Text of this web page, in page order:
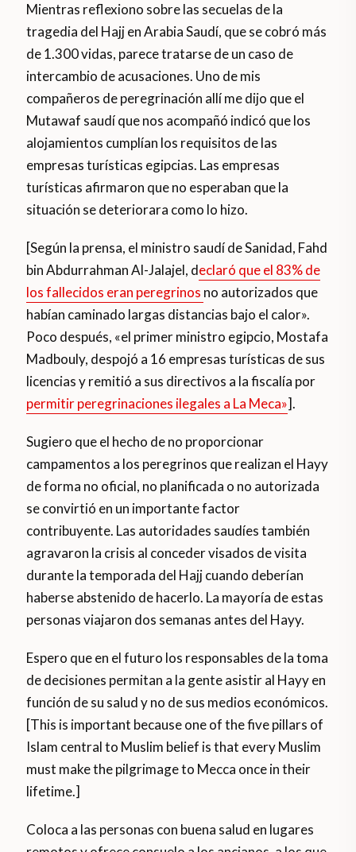
Mientras reflexiono sobre las secuelas de la
tragedia del Hajj en Arabia Saudí, que se cobró más
de 1.300 vidas, parece tratarse de un caso de
intercambio de acusaciones. Uno de mis
compañeros de peregrinación allí me dijo que el
Mutawaf saudí que nos acompañó indicó que los
alojamientos cumplían los requisitos de las
empresas turísticas egipcias. Las empresas
turísticas afirmaron que no esperaban que la
situación se deteriorara como lo hizo.
[Según la prensa, el ministro saudí de Sanidad, Fahd
bin Abdurrahman Al-Jalajel, declaró que el 83% de
los fallecidos eran peregrinos no autorizados que
habían caminado largas distancias bajo el calor».
Poco después, «el primer ministro egipcio, Mostafa
Madbouly, despojó a 16 empresas turísticas de sus
licencias y remitió a sus directivos a la fiscalía por
permitir peregrinaciones ilegales a La Meca»].
Sugiero que el hecho de no proporcionar
campamentos a los peregrinos que realizan el Hayy
de forma no oficial, no planificada o no autorizada
se convirtió en un importante factor
contribuyente. Las autoridades saudíes también
agravaron la crisis al conceder visados de visita
durante la temporada del Hajj cuando deberían
haberse abstenido de hacerlo. La mayoría de estas
personas viajaron dos semanas antes del Hayy.
Espero que en el futuro los responsables de la toma
de decisiones permitan a la gente asistir al Hayy en
función de su salud y no de sus medios económicos.
[This is important because one of the five pillars of
Islam central to Muslim belief is that every Muslim
must make the pilgrimage to Mecca once in their
lifetime.]
Coloca a las personas con buena salud en lugares